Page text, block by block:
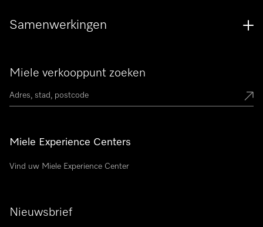
Miele verkooppunt zoeken
Miele Experience Centers
Vind uw Miele Experience Center
Nieuwsbrief
Samenwerkingen